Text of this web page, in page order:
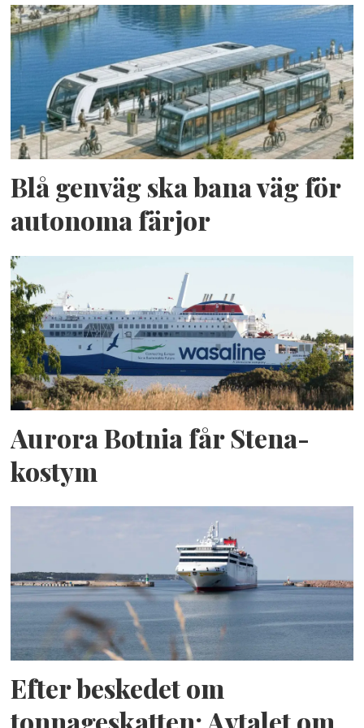
Blå genväg ska bana väg för
autonoma färjor
Aurora Botnia får Stena-
kostym
Efter beskedet om